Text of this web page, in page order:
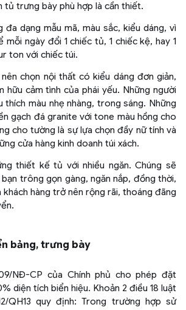
tủ trưng bày phù hợp là cần thiết.
đa dạng mẫu mã, màu sắc, kiểu dáng, vì
mỗi ngày đổi 1 chiếc tủ, 1 chiếc kệ, hay 1
ton với chiếc túi.
chọn nội thất có kiểu dáng đơn giản,
hữu cảm tình của phái yếu. Những người
thích màu nhẹ nhàng, trong sáng. Những
gạch đá granite với tone màu hồng cho
cho tường là sự lựa chọn đầy nữ tính và
cửa hàng kinh doanh túi xách.
thiết kế tủ với nhiều ngăn. Chúng sẽ
trông gọn gàng, ngăn nắp, đồng thời,
khách hàng trở nên rộng rãi, thoáng đãng
bảng, trưng bày
NĐ-CP của Chính phủ cho phép đặt
diện tích biển hiệu. Khoản 2 điều 18 luật
QH13 quy định: Trong trường hợp sử